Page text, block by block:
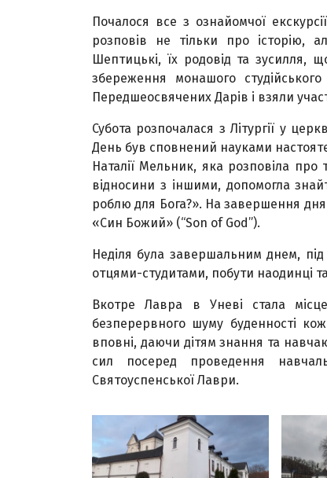
Почалося все з ознайомчої
розповів не тільки про історію,
Шептицькі, їх родовід та зусилля,
збереження монашого
Передшеосвячених Дарів і взяли
Субота розпочалася з Літургії у
День був сповнений науками
Наталії Мельник, яка розповіла
відносини з іншими, допомогла
роблю для Бога?». На завершення дня
«Син Божий» (“Son of God”).
Неділя була завершальним днем, під
отцями-студитами, побути наодинці
Вкотре Лавра в Уневі стала
безперервного шуму буденності
вповні, даючи дітям знання та
сил посеред проведення
Святоуспенської Лаври.